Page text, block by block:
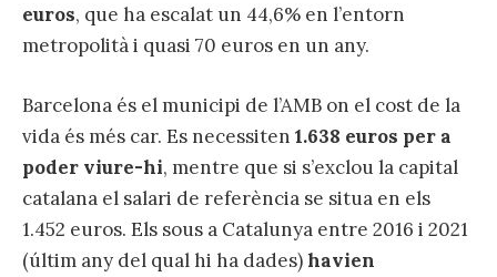
euros, que ha escalat un 44,6% en l’entorn
metropolità i quasi 70 euros en un any.
Barcelona és el municipi de l’AMB on el cost de la
vida és més car. Es necessiten 1.638 euros per a
poder viure-hi, mentre que si s’exclou la capital
catalana el salari de referència se situa en els
1.452 euros. Els sous a Catalunya entre 2016 i 2021
(últim any del qual hi ha dades) havien